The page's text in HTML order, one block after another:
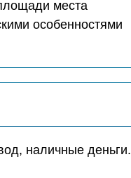
места
особенностями
наличные деньги.